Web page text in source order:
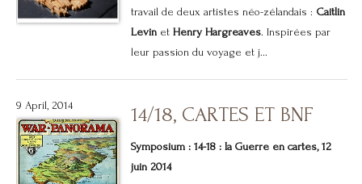
travail de deux artistes néo-zélandais : Caitlin
Levinet Henry Hargreaves. Inspirées par
leur passion du voyage et j...
9 April, 2014 14/18, CARTES ET BNF
Symposium : 14-18 : la Guerre en cartes, 12
juin 2014